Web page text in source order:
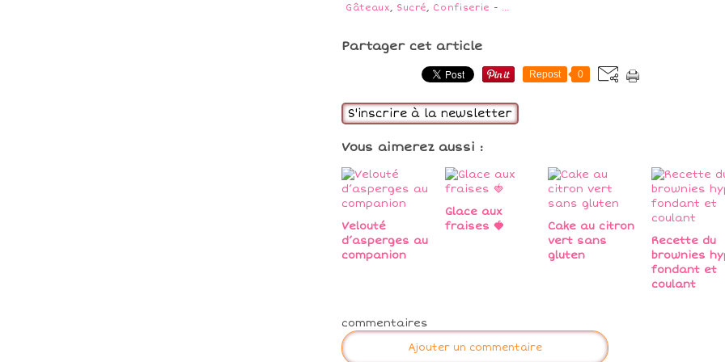
Gâteaux, Sucré, Confiserie - …
Partager cet article
Repost 0
S'inscrire à la newsletter
Vous aimerez aussi :
Velouté
d’asperges au
companion
Glace aux
fraises 🍓
Cake au citron
vert sans
gluten
Recette du
brownies
fondant et
coulant
commentaires
Ajouter un commentaire